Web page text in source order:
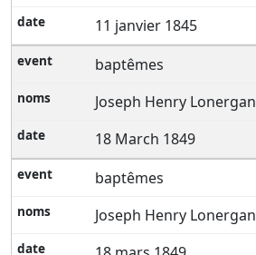
11 janvier 1845
baptêmes
Joseph Henry Lonergan
18 March 1849
baptêmes
Joseph Henry Lonergan